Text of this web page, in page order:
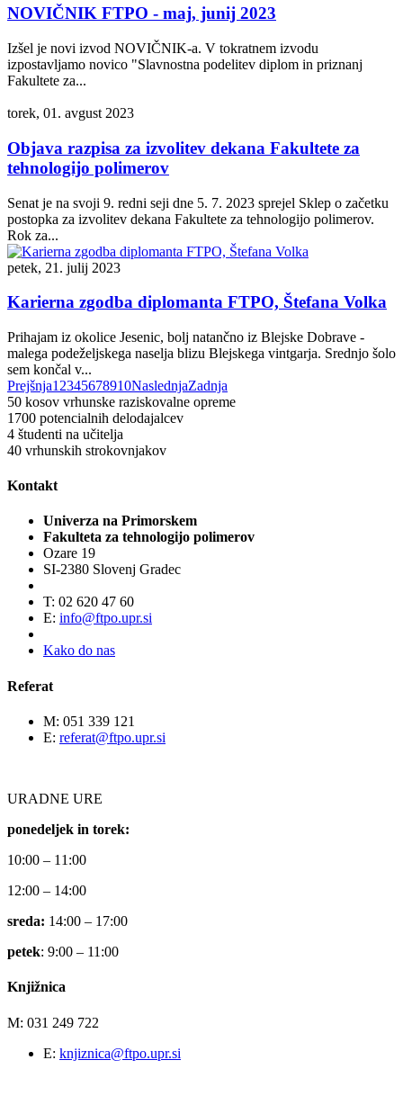
NOVIČNIK FTPO - maj, junij 2023
Izšel je novi izvod NOVIČNIK-a. V tokratnem izvodu
izpostavljamo novico "Slavnostna podelitev diplom in priznanj
Fakultete za...
torek, 01. avgust 2023
Objava razpisa za izvolitev dekana Fakultete za
tehnologijo polimerov
Senat je na svoji 9. redni seji dne 5. 7. 2023 sprejel Sklep o začetku
postopka za izvolitev dekana Fakultete za tehnologijo polimerov.
Rok za...
petek, 21. julij 2023
Karierna zgodba diplomanta FTPO, Štefana Volka
Prihajam iz okolice Jesenic, bolj natančno iz Blejske Dobrave -
malega podeželjskega naselja blizu Blejskega vintgarja. Srednjo šolo
sem končal v...
Prejšnja1 2345678910NaslednjaZadnja
50 kosov vrhunske raziskovalne opreme
1700 potencialnih delodajalcev
4 študenti na učitelja
40 vrhunskih strokovnjakov
Kontakt
Univerza na Primorskem
Fakulteta za tehnologijo polimerov
Ozare 19
SI-2380 Slovenj Gradec
T: 02 620 47 60
E: info@ftpo.upr.si
Kako do nas
Referat
M: 051 339 121
E: referat@ftpo.upr.si
URADNE URE
ponedeljek in torek:
10:00 – 11:00
12:00 – 14:00
sreda: 14:00 – 17:00
petek: 9:00 – 11:00
Knjižnica
M: 031 249 722
E: knjiznica@ftpo.upr.si